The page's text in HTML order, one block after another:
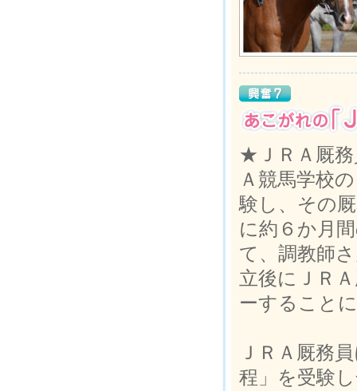
★ＪＲＡ厩
Ａ競馬学校
験し、その
に約６か月
て、調教師
立後にＪＲ
ーすること
ＪＲＡ厩務
程」を受験